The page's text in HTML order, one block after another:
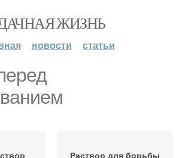
ЖИЗНЬ
новости статьи
Раствор для борьбы